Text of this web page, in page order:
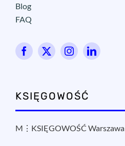
Blog
FAQ
KSIĘGOWOŚĆ
M⋮KSIĘGOWOŚĆ Warszawa